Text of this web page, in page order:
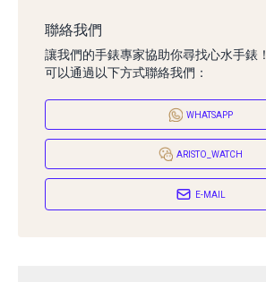
聯絡我們
讓我們的手錶專家協助你尋找心水手錶！
可以通過以下方式聯絡我們：
WHATSAPP
ARISTO_WATCH
E-MAIL